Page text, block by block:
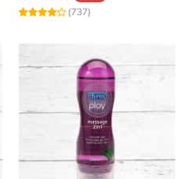
(737)